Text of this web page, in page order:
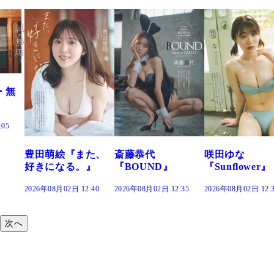
また、
。』
12:40
斎藤恭代
『BOUND』
2026年08月02日 12:35
咲田ゆな
『Sunflower』
2026年08月02日 12:30
藤水咲桜
だまり』
2026年08月02
次へ